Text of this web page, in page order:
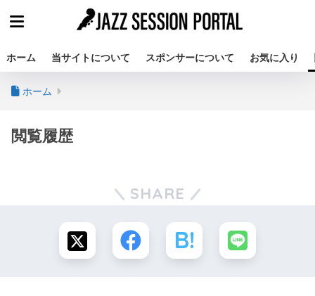
ホーム 当サイトについて スポンサーについて お気に入り
ホーム
閲覧履歴
SHARE